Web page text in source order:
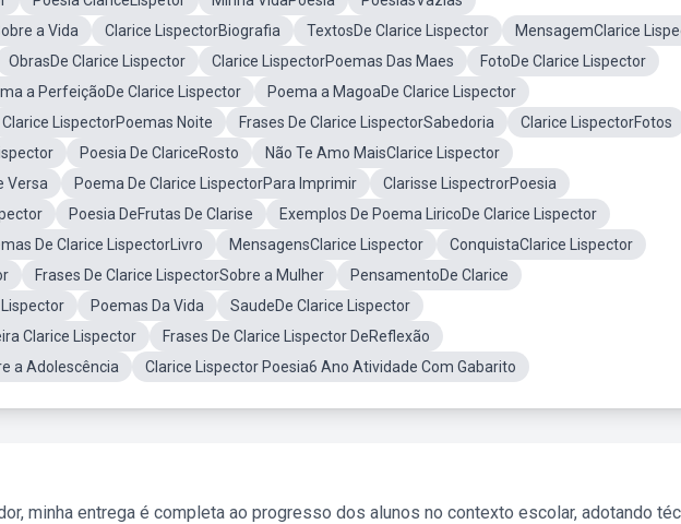
a Vida
Clarice LispectorBiografia TextosDe Clarice Lispector
MensagemClarice
ObrasDe Clarice Lispector Clarice LispectorPoemas Das Maes
FotoDe Clarice Lispector
a PerfeiçãoDe Clarice Lispector
Poema a MagoaDe Clarice Lispector
Clarice LispectorPoemas Noite Frases De Clarice LispectorSabedoria
Clarice LispectorFotos
Poesia De ClariceRosto
Não Te Amo MaisClarice Lispector
Versa
Poema De Clarice LispectorPara Imprimir
Clarisse LispectrorPoesia
Poesia DeFrutas De Clarise
Exemplos De Poema LiricoDe Clarice Lispector
De Clarice LispectorLivro MensagensClarice Lispector
ConquistaClarice Lispector
Frases De Clarice LispectorSobre a Mulher
PensamentoDe Clarice
Poemas Da Vida
SaudeDe Clarice Lispector
Clarice Lispector
Frases De Clarice Lispector DeReflexão
a Adolescência
Clarice Lispector Poesia6 Ano Atividade Com Gabarito
minha entrega é completa ao progresso dos alunos no contexto escolar, adotando